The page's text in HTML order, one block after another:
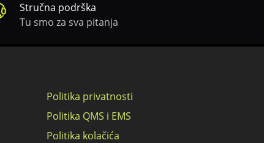
Stručna podrška
Tu smo za sva pitanja
Politika privatnosti
Politika QMS i EMS
Politika kolačića